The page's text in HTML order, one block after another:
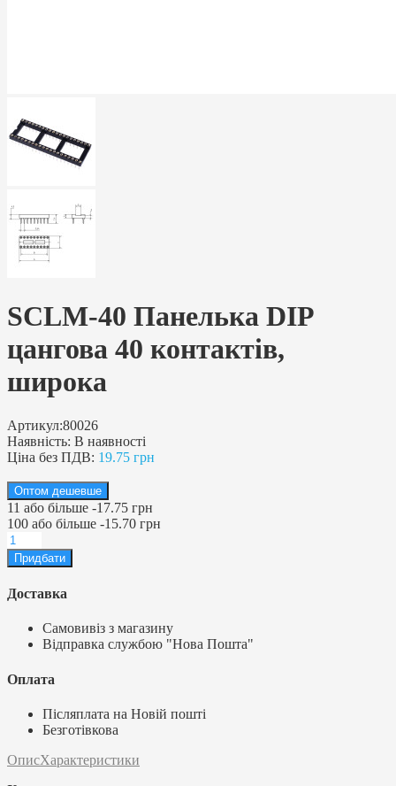
SCLM-40 Панелька DIP
цангова 40 контактів,
широка
Артикул:80026
Наявність: В наявності
Ціна без ПДВ: 19.75 грн
Оптом дешевше
11 або більше -17.75 грн
100 або більше -15.70 грн
Доставка
Самовивіз з магазину
Відправка службою "Нова Пошта"
Оплата
Післяплата на Новій пошті
Безготівкова
ОписХарактеристики